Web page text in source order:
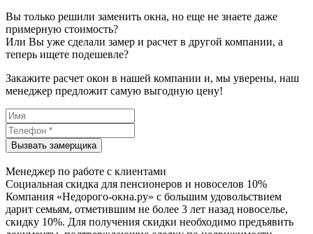
Вы только решили заменить окна, но еще не знаете даже
примерную стоимость?
Или Вы уже сделали замер и расчет в другой компании, а
теперь ищете подешевле?
Закажите расчет окон в нашей компании и, мы уверены, наш
менеджер предложит самую выгодную цену!
Менеджер по работе с клиентами
Социальная скидка для пенсионеров и новоселов 10%
Компания «Недорого-окна.ру» с большим удовольствием
дарит семьям, отметившим не более 3 лет назад новоселье,
скидку 10%. Для получения скидки необходимо предъявить